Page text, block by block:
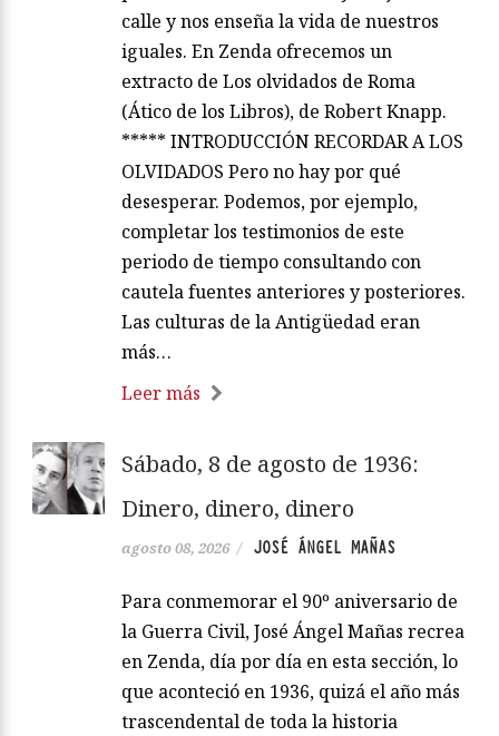
calle y nos enseña la vida de nuestros
iguales. En Zenda ofrecemos un
extracto de Los olvidados de Roma
(Ático de los Libros), de Robert Knapp.
***** INTRODUCCIÓN RECORDAR A LOS
OLVIDADOS Pero no hay por qué
desesperar. Podemos, por ejemplo,
completar los testimonios de este
periodo de tiempo consultando con
cautela fuentes anteriores y posteriores.
Las culturas de la Antigüedad eran
más…
Leer más
Sábado, 8 de agosto de 1936:
Dinero, dinero, dinero
agosto 08, 2026 / JOSÉ ÁNGEL MAÑAS
Para conmemorar el 90º aniversario de
la Guerra Civil, José Ángel Mañas recrea
en Zenda, día por día en esta sección, lo
que aconteció en 1936, quizá el año más
trascendental de toda la historia